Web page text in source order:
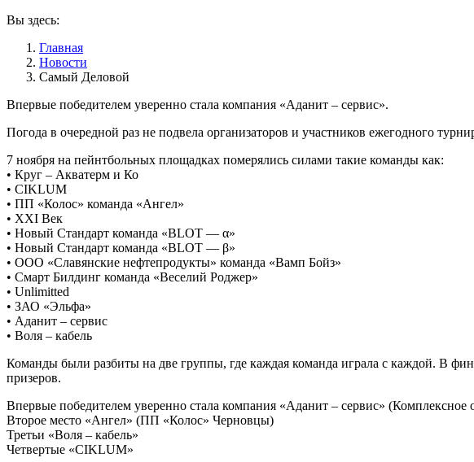
Вы здесь:
Главная
Новости
Самый Деловой
Впервые победителем уверенно стала компания «Аданит – сервис».
Погода в очередной раз не подвела организаторов и участников ежегодного
7 ноября на пейнтбольных площадках померялись силами такие команды как:
• Круг – Акватерм и Ко
• CIKLUM
• ПП «Колос» команда «Ангел»
• XXI Век
• Новый Стандарт команда «BLOT — α»
• Новый Стандарт команда «BLOT — β»
• ООО «Славянские нефтепродукты» команда «Вамп Бойз»
• Смарт Билдинг команда «Веселий Роджер»
• Unlimitted
• ЗАО «Эльфа»
• Аданит – сервис
• Воля – кабель
Команды были разбиты на две группы, где каждая команда играла с каждой. В
призеров.
Впервые победителем уверенно стала компания «Аданит – сервис»
Второе место «Ангел» (ПП «Колос» Черновцы)
Третьи «Воля – кабель»
Четвертые «CIKLUM»